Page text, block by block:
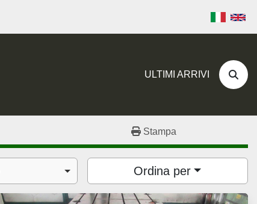
ULTIMI ARRIVI
Stampa
Ordina per